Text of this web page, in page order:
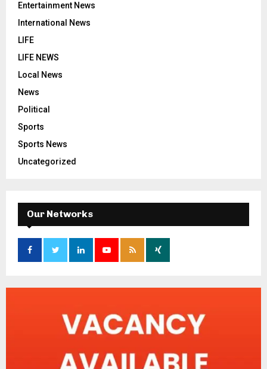
Entertainment News
International News
LIFE
LIFE NEWS
Local News
News
Political
Sports
Sports News
Uncategorized
Our Networks